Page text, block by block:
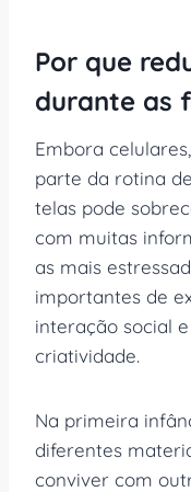
Por que
durante as
Embora
parte da rotina
telas pode
com muitas
as mais
importantes de
interação social
criatividade.
Na primeira
diferentes
conviver com